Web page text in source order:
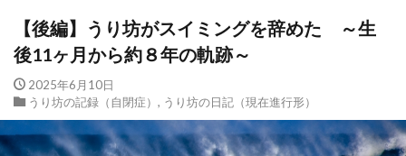
【後編】うり坊がスイミングを辞めた ～生
後11ヶ月から約８年の軌跡～
2025年6月10日
うり坊の記録（自閉症） , うり坊の日記（現在進行形）